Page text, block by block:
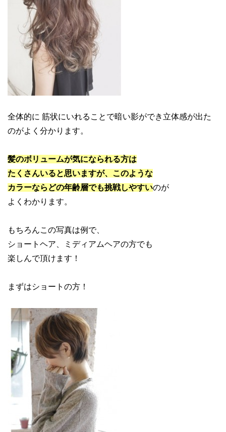
全体的に 筋状にいれることで暗い影ができ立体感が出た
のがよく分かります。
髪のボリュームが気になられる方は
たくさんいると思いますが、このような
カラーならどの年齢層でも挑戦しやすいのが
よくわかります。
もちろんこの写真は例で、
ショートヘア、ミディアムヘアの方でも
楽しんで頂けます！
まずはショートの方！